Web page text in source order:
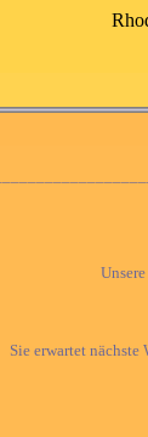
Sie erwartet nächste